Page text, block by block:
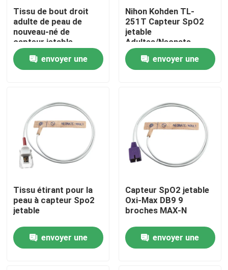
Produits
Au sujet de nous
Visite d'usine
Contrôle de qualité
Contactez-nous
Nouvelles
Cas
Demandez une citation
Tissu de bout droit
adulte de peau de
nouveau-né de
capteur jetable
d'oxymètre de Nihon
Kohden TL-253T
envoyer une
Nihon Kohden TL-
251T Capteur SpO2
jetable
Adultes/Neonats
Tissu non tissé SpO2
jetable envoyer une
Tissu étirant pour la
peau à capteur Spo2
jetable
envoyer une
Capteur SpO2 jetable
Oxi-Max DB9 9
broches MAX-N
envoyer une